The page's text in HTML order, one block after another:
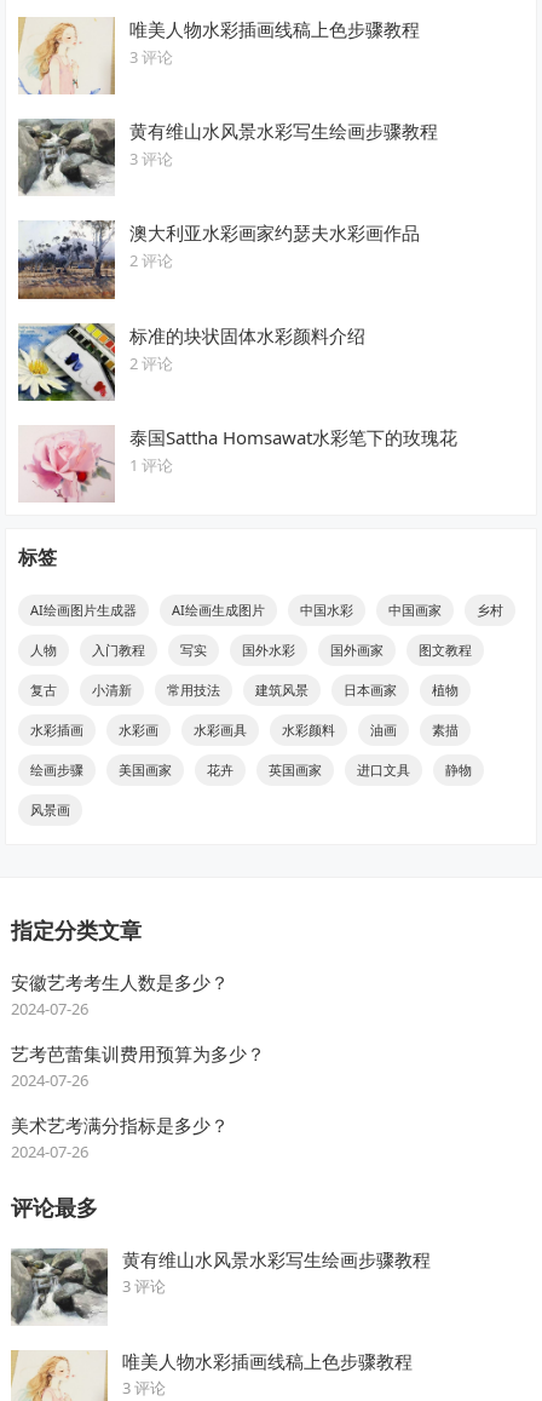
唯美人物水彩插画线稿上色步骤教程
3 评论
黄有维山水风景水彩写生绘画步骤教程
3 评论
澳大利亚水彩画家约瑟夫水彩画作品
2 评论
标准的块状固体水彩颜料介绍
2 评论
泰国Sattha Homsawat水彩笔下的玫瑰花
1 评论
标签
AI绘画图片生成器 AI绘画生成图片 中国水彩 中国画家 乡村
人物 入门教程 写实 国外水彩 国外画家 图文教程
复古 小清新 常用技法 建筑风景 日本画家 植物
水彩插画 水彩画 水彩画具 水彩颜料 油画 素描
绘画步骤 美国画家 花卉 英国画家 进口文具 静物
风景画
指定分类文章
安徽艺考考生人数是多少？
2024-07-26
艺考芭蕾集训费用预算为多少？
2024-07-26
美术艺考满分指标是多少？
2024-07-26
评论最多
黄有维山水风景水彩写生绘画步骤教程
3 评论
唯美人物水彩插画线稿上色步骤教程
3 评论